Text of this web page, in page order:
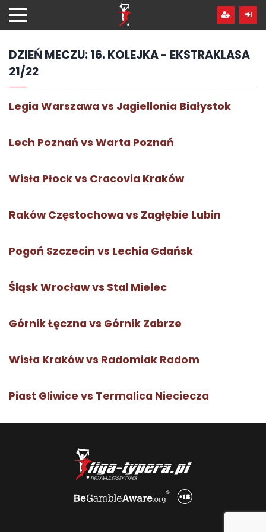
hdo
treści
DZIEŃ MECZU:16. KOLEJKA - EKSTRAKLASA
21/22
Legia Warszawa vs Jagiellonia Białystok
Lech Poznań vs Warta Poznań
Wisła Płock vs Cracovia Kraków
Raków Częstochowa vs Zagłębie Lubin
Pogoń Szczecin vs Lechia Gdańsk
Śląsk Wrocław vs Stal Mielec
Górnik Łęczna vs Górnik Zabrze
Wisła Kraków vs Radomiak Radom
Piast Gliwice vs Termalica Nieciecza